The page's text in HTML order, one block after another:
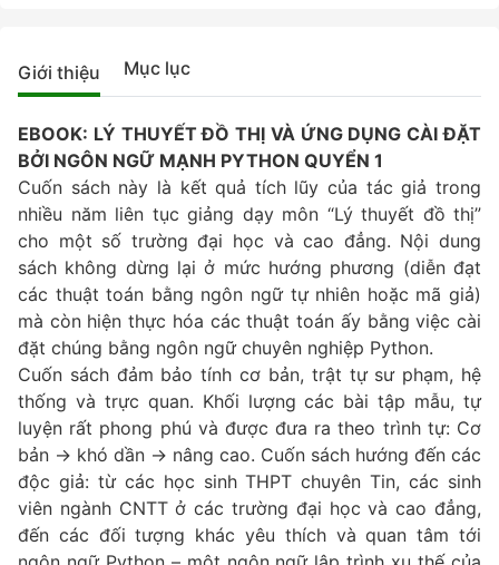
Giới thiệu Mục lục
EBOOK: LÝ THUYẾT ĐỒ THỊ VÀ ỨNG DỤNG CÀI ĐẶT
BỞI NGÔN NGỮ MẠNH PYTHON QUYỂN 1
Cuốn sách này là kết quả tích lũy của tác giả trong
nhiều năm liên tục giảng dạy môn “Lý thuyết đồ thị”
cho một số trường đại học và cao đẳng. Nội dung
sách không dừng lại ở mức hướng phương (diễn đạt
các thuật toán bằng ngôn ngữ tự nhiên hoặc mã giả)
mà còn hiện thực hóa các thuật toán ấy bằng việc cài
đặt chúng bằng ngôn ngữ chuyên nghiệp Python.
Cuốn sách đảm bảo tính cơ bản, trật tự sư phạm, hệ
thống và trực quan. Khối lượng các bài tập mẫu, tự
luyện rất phong phú và được đưa ra theo trình tự: Cơ
bản → khó dần → nâng cao. Cuốn sách hướng đến các
độc giả: từ các học sinh THPT chuyên Tin, các sinh
viên ngành CNTT ở các trường đại học và cao đẳng,
đến các đối tượng khác yêu thích và quan tâm tới